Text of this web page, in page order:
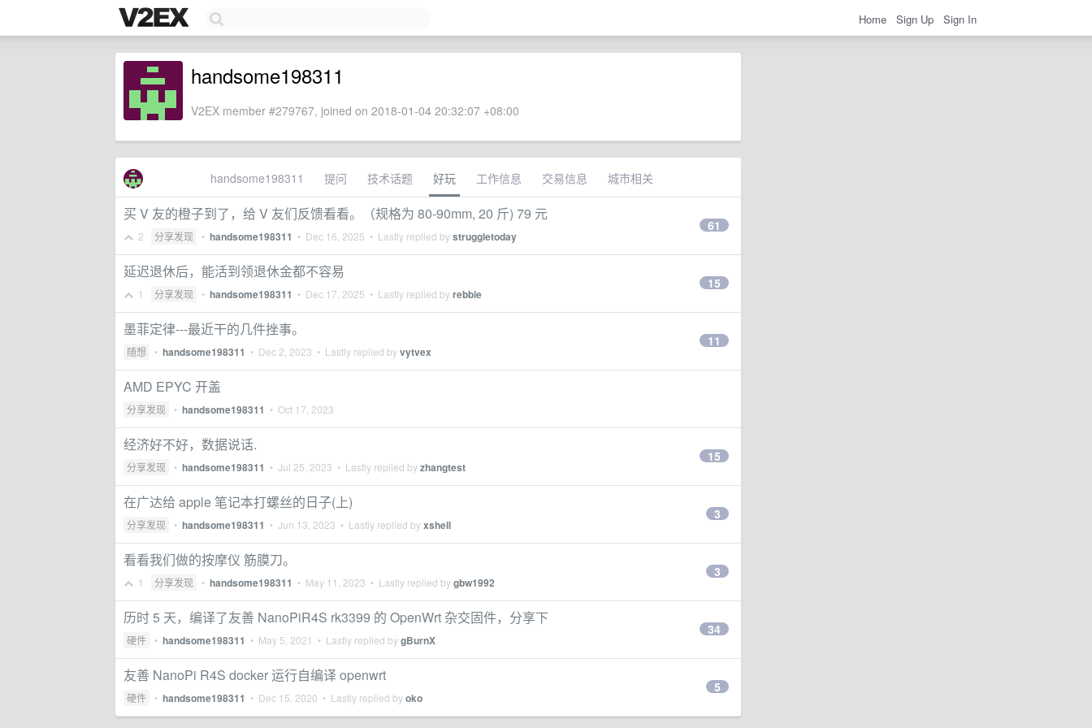
Home Sign Up Sign In
handsome198311
V2EX member #279767, joined on 2018-01-04 20:32:07 +08:00
handsome198311 提问 技术话题 好玩 工作信息 交易信息 城市相关
买 V 友的橙子到了，给 V 友们反馈看看。（规格为 80-90mm, 20 斤) 79 元
2 分享发现 • handsome198311 • Dec 16, 2025 • Lastly replied bystruggletoday
61
延迟退休后，能活到领退休金都不容易
1 分享发现 • handsome198311 • Dec 17, 2025 • Lastly replied byrebbie
15
墨菲定律---最近干的几件挫事。
随想 • handsome198311 • Dec 2, 2023 • Lastly replied byvytvex
11
AMD EPYC 开盖
分享发现 • handsome198311 • Oct 17, 2023
经济好不好，数据说话.
分享发现 • handsome198311 • Jul 25, 2023 • Lastly replied byzhangtest
15
在广达给 apple 笔记本打螺丝的日子(上)
分享发现 • handsome198311 • Jun 13, 2023 • Lastly replied byxshell
3
看看我们做的按摩仪 筋膜刀。
1 分享发现 • handsome198311 • May 11, 2023 • Lastly replied bygbw1992
3
历时 5 天，编译了友善 NanoPiR4S rk3399 的 OpenWrt 杂交固件，分享下
硬件 • handsome198311 • May 5, 2021 • Lastly replied bygBurnX
34
友善 NanoPi R4S docker 运行自编译 openwrt
硬件 • handsome198311 • Dec 15, 2020 • Lastly replied byoko
5